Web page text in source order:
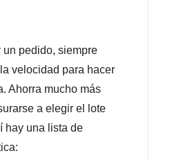
pedido, siempre
velocidad para hacer
Ahorra mucho más
a elegir el lote
hay una lista de